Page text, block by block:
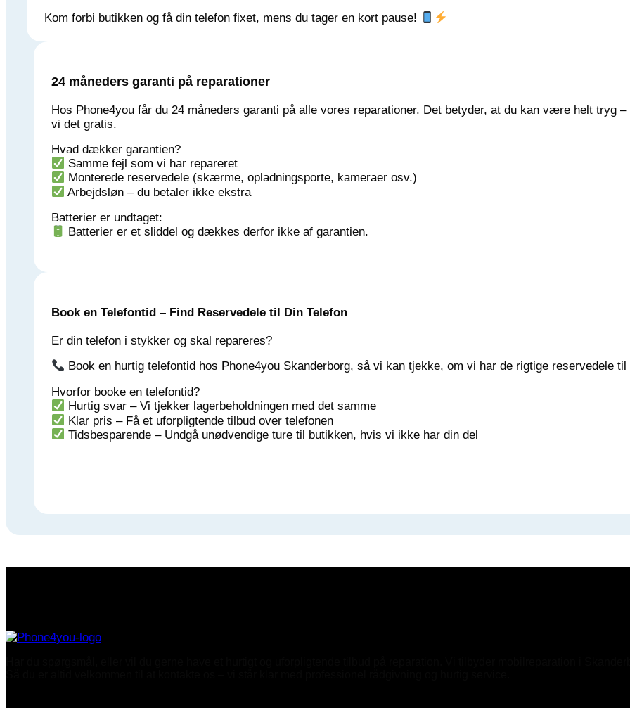
Kom forbi butikken og få din telefon fixet, mens du tager en kort pause!
24 måneders garanti på reparationer
Hos Phone4you får du 24 måneders garanti på alle vores reparationer. Det betyder, at du kan være helt tryg
vi det gratis.
Hvad dækker garantien?
Samme fejl som vi har repareret
Monterede reservedele (skærme, opladningsporte, kameraer osv.)
Arbejdsløn – du betaler ikke ekstra
Batterier er undtaget:
Batterier er et sliddel og dækkes derfor ikke af garantien.
Book en Telefontid – Find Reservedele til Din Telefon
Er din telefon i stykker og skal repareres?
Book en hurtig telefontid hos Phone4you Skanderborg, så vi kan tjekke, om vi har de rigtige reservedele
Hvorfor booke en telefontid?
Hurtig svar – Vi tjekker lagerbeholdningen med det samme
Klar pris – Få et uforpligtende tilbud over telefonen
Tidsbesparende – Undgå unødvendige ture til butikken, hvis vi ikke har din del